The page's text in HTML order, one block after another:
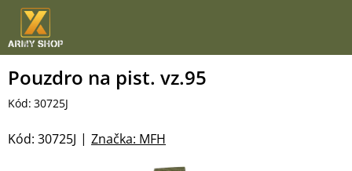
Přejít
obsah
Pouzdro na pist. vz.95
Kód: 30725J
Značka: MFH
Kód: 30725J